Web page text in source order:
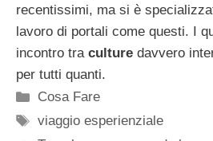
recentissimi, ma si è
lavoro di portali come questi. I
incontro tra culture davvero
per tutti quanti.
Categorie
Cosa Fare
Tag
viaggio esperienziale